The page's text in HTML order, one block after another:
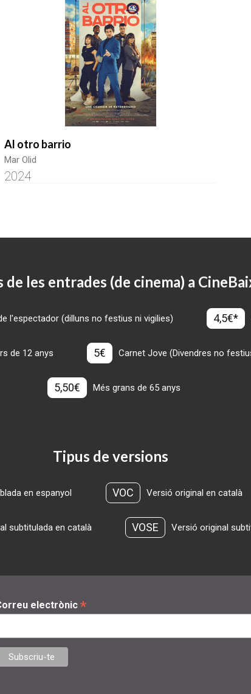
Al otro barrio
Mar Olid
2024
de les entrades (de cinema) a
l'espectador (dilluns no festius ni vigilies) 4,5€*
de 12 anys 5€ Carnet Jove (Divendres no
5,50€ Més grans de 65 anys
Tipus de versions
en espanyol VOC Versió original en català
subtitulada en català VOSE Versió original
electrònic *